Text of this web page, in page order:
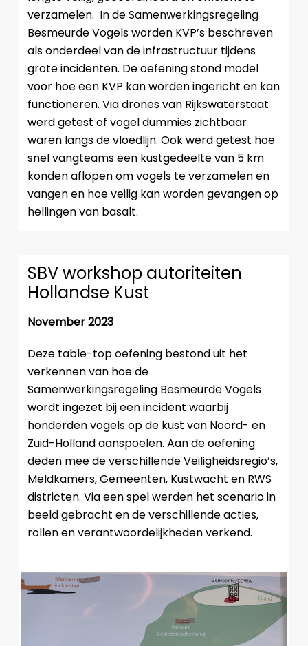
verzamelen. In de Samenwerkingsregeling
Besmeurde Vogels worden KVP’s beschreven
als onderdeel van de infrastructuur tijdens
grote incidenten. De oefening stond model
voor hoe een KVP kan worden ingericht en kan
functioneren. Via drones van Rijkswaterstaat
werd getest of vogel dummies zichtbaar
waren langs de vloedlijn. Ook werd getest hoe
snel vangteams een kustgedeelte van 5 km
konden aflopen om vogels te verzamelen en
vangen en hoe veilig kan worden gevangen op
hellingen van basalt.
SBV workshop autoriteiten
Hollandse Kust
November 2023
Deze table-top oefening bestond uit het
verkennen van hoe de
Samenwerkingsregeling Besmeurde Vogels
wordt ingezet bij een incident waarbij
honderden vogels op de kust van Noord- en
Zuid-Holland aanspoelen. Aan de oefening
deden mee de verschillende Veiligheidsregio’s,
Meldkamers, Gemeenten, Kustwacht en RWS
districten. Via een spel werden het scenario in
beeld gebracht en de verschillende acties,
rollen en verantwoordelijkheden verkend.